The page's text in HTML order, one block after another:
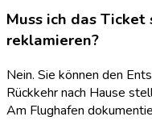
Muss ich das
reklamieren?
Nein. Sie können den
Rückkehr nach Hause
Am Flughafen